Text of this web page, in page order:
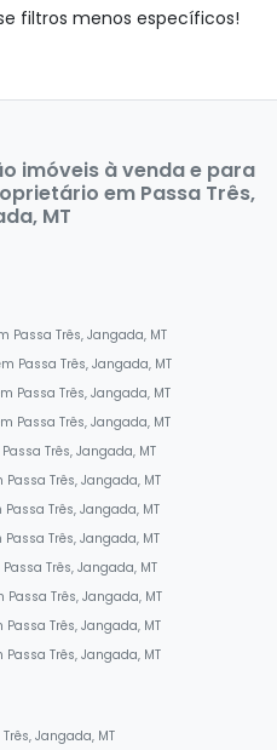
filtros menos específicos!
imóveis à venda e para
em Passa Três,
MT
Passa Três, Jangada, MT
Passa Três, Jangada, MT
Passa Três, Jangada, MT
Passa Três, Jangada, MT
Três, Jangada, MT
Três, Jangada, MT
Três, Jangada, MT
Três, Jangada, MT
Três, Jangada, MT
Três, Jangada, MT
Três, Jangada, MT
Três, Jangada, MT
Jangada, MT